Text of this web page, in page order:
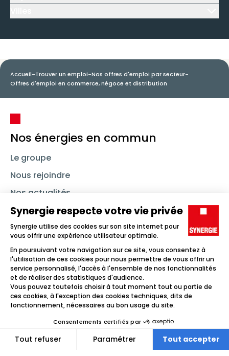
Accueil-Trouver un emploi-Nos offres d'emploi par secteur-
Offres d'emploi en commerce, négoce et distribution
Nos énergies en commun
Le groupe
Nous rejoindre
Nos actualités
Nous contacter
Linkedin SynergieInstagramTikTok Youtube
Trouver un emploi
Icône d'illustration
Candidats
Icône d'illustration
Icône d'illustration